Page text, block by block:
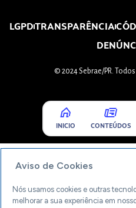
LGPDTRANSPARÊNCIA
© 2024 Sebrae/PR.
INICIO CONTEÚDOS
Aviso de Cookies
Nós usamos cookies e outras
melhorar a sua experiência em